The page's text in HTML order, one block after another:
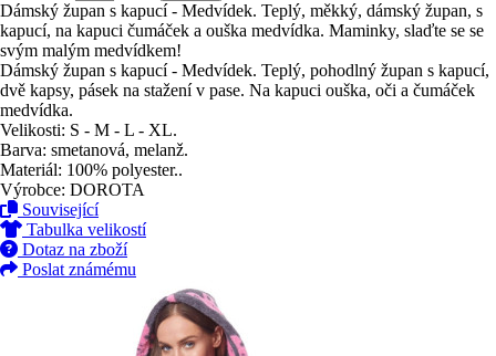
Dámský župan s kapucí - Medvídek. Teplý, měkký, dámský župan, s
kapucí, na kapuci čumáček a ouška medvídka. Maminky, slaďte se se
svým malým medvídkem!
Dámský župan s kapucí - Medvídek. Teplý, pohodlný župan s kapucí,
dvě kapsy, pásek na stažení v pase. Na kapuci ouška, oči a čumáček
medvídka.
Velikosti: S - M - L - XL.
Barva: smetanová, melanž.
Materiál: 100% polyester..
Výrobce: DOROTA
Související
Tabulka velikostí
Dotaz na zboží
Poslat známému